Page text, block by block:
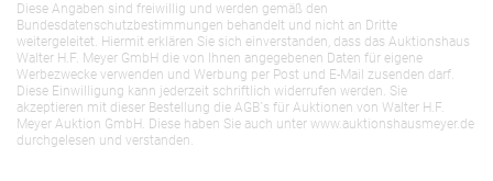
Diese Angaben sind freiwillig und werden gemäß den
Bundesdatenschutzbestimmungen behandelt und nicht an Dritte
weitergeleitet. Hiermit erklären Sie sich einverstanden, dass das Auktionshaus
Walter H.F. Meyer GmbH die von Ihnen angegebenen Daten für eigene
Werbezwecke verwenden und Werbung per Post und E-Mail zusenden darf.
Diese Einwilligung kann jederzeit schriftlich widerrufen werden. Sie
akzeptieren mit dieser Bestellung die AGB`s für Auktionen von Walter H.F.
Meyer Auktion GmbH. Diese haben Sie auch unter www.auktionshausmeyer.de
durchgelesen und verstanden.